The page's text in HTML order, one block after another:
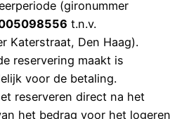
(gironummer
t.n.v.
Katerstraat, Den Haag).
reservering maakt is
voor de betaling.
reserveren direct na het
het bedrag voor het logeren